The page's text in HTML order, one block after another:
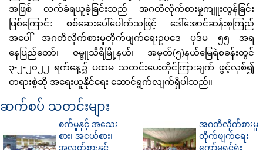
အဖြစ် လက်ခံရယူခဲ့ခြင်းသည် အဂတိလိုက်စားမှုကျူးလွန်ခြင်း
ဖြစ်ကြောင်း စစ်ဆေးပေါ်ပေါက်သဖြင့် ဒေါ်အောင်ဆန်းစုကြည်
အပေါ် အဂတိလိုက်စားမှုတိုက်ဖျက်ရေးဥပဒေ ပုဒ်မ ၅၅ အရ
နေပြည်တော်၊ ဇမ္ဗူသီရိမြို့နယ်၊ အမှတ်(၅)နယ်မြေရဲစခန်းတွင်
၃-၂-၂၀၂၂ ရက်နေ့၌ ပထမ သတင်းပေးတိုင်ကြားချက် ဖွင့်လှစ်၍
တရားစွဲဆို အရေးယူနိုင်ရေး ဆောင်ရွက်လျက်ရှိပါသည်။
ဆက်စပ် သတင်းများ
စက်မှုနှင့် အသေး
စား၊ အငယ်စား၊
အလတ်စားနှင့်
အဂတိလိုက်စားမှု
တိုက်ဖျက်ရေး
ကော်မရှင်ရုံး